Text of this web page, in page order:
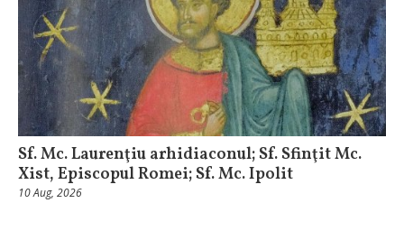
Sf. Mc. Laurenţiu arhidiaconul; Sf. Sfinţit Mc.
Xist, Episcopul Romei; Sf. Mc. Ipolit
10 Aug, 2026